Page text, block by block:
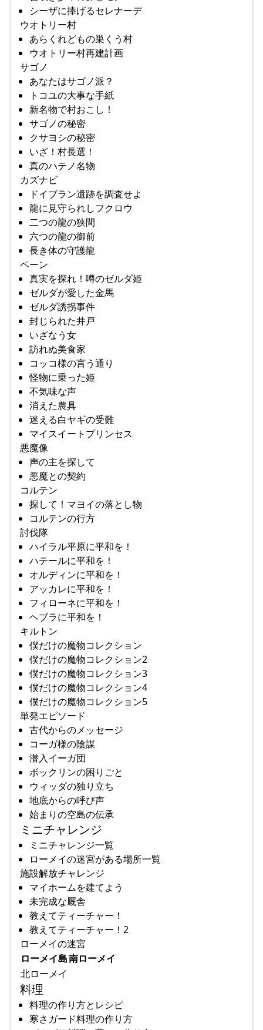
シーザに捧げるセレナーデ
ウオトリー村
あらくれどもの巣くう村
ウオトリー村再建計画
サゴノ
あなたはサゴノ派？
トコユの大事な手紙
新名物で村おこし！
サゴノの秘密
クサヨシの秘密
いざ！村長選！
真のハテノ名物
カズナビ
ドイブラン遺跡を調査せよ
龍に見守られしフクロウ
二つの龍の狭間
六つの龍の御前
長き体の守護龍
ペーン
真実を探れ！噂のゼルダ姫
ゼルダが愛した金馬
ゼルダ誘拐事件
封じられた井戸
いざなう女
訪れぬ美食家
コッコ様の言う通り
怪物に乗った姫
不気味な声
消えた農具
迷える白ヤギの受難
マイスイートプリンセス
悪魔像
声の主を探して
悪魔との契約
コルテン
探して！マヨイの落とし物
コルテンの行方
討伐隊
ハイラル平原に平和を！
ハテールに平和を！
オルディンに平和を！
アッカレに平和を！
フィローネに平和を！
ヘブラに平和を！
キルトン
僕だけの魔物コレクション
僕だけの魔物コレクション2
僕だけの魔物コレクション3
僕だけの魔物コレクション4
僕だけの魔物コレクション5
単発エピソード
古代からのメッセージ
コーガ様の陰謀
潜入イーガ団
ボックリンの困りごと
ウィッダの独り立ち
地底からの呼び声
始まりの空島の伝承
ミニチャレンジ
ミニチャレンジ一覧
ローメイの迷宮がある場所一覧
施設解放チャレンジ
マイホームを建てよう
未完成な厩舎
教えてティーチャー！
教えてティーチャー！2
ローメイの迷宮
ローメイ島南ローメイ
北ローメイ
料理
料理の作り方とレシピ
寒さガード料理の作り方